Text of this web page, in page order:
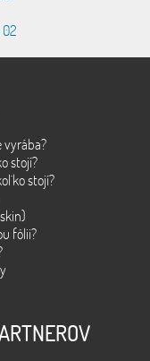
vyrába?
stojí?
stojí?
fólii?